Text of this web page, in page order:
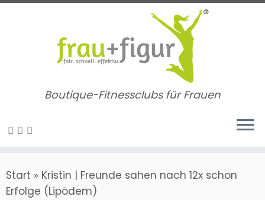
Zum
Boutique-Fitnessclubs für Frauen
Start » Kristin | Freunde sahen nach 12x schon
Erfolge (Lipödem)